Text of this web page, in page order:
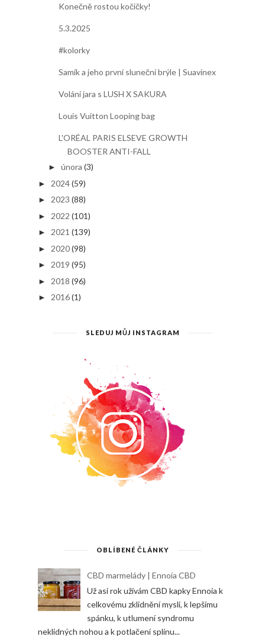
Konečně rostou kočičky!
5.3.2025
#kolorky
Samík a jeho první sluneční brýle | Suavinex
Volání jara s LUSH X SAKURA
Louis Vuitton Looping bag
L'ORÉAL PARIS ELSEVE GROWTH
BOOSTER ANTI-FALL
► února (3)
► 2024(59)
► 2023 (88)
► 2022 (101)
► 2021 (139)
► 2020(98)
► 2019 (95)
► 2018 (96)
► 2016(1)
SLEDUJ MŮJ INSTAGRAM
OBLÍBENÉ ČLÁNKY
CBD marmelády | Ennoia CBD
Už asi rok užívám CBD kapky Ennoia k
celkovému zklidnění mysli, k lepšímu
spánku, k utlumení syndromu
neklidných nohou a k potlačení splínu...